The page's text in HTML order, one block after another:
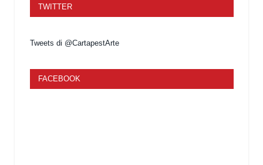
TWITTER
Tweets di @CartapestArte
FACEBOOK